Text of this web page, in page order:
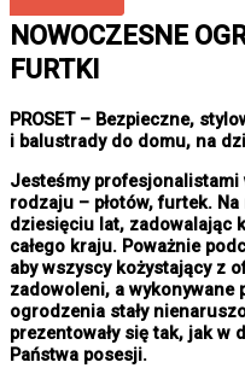
NOWOCZESNE
FURTKI
PROSET – Bezpieczne,
i balustrady do domu, na
Jesteśmy
rodzaju – płotów, furtek.
dziesięciu lat, zadowalając
całego kraju. Poważnie
aby wszyscy kożystający z
zadowoleni, a
ogrodzenia stały
prezentowały się tak, jak w
Państwa posesji.